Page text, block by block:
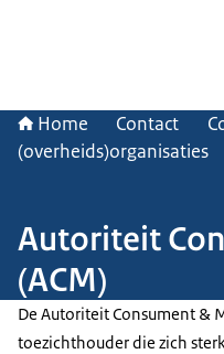
Home Contact
(overheids)organisaties
Autoriteit
(ACM)
De Autoriteit Consument &
toezichthouder die zich